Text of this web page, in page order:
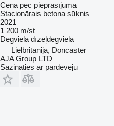
Cena pēc pieprasījuma
Stacionārais betona sūknis
2021
1 200 m/st
Degviela dīzeļdegviela
Lielbritānija, Doncaster
AJA Group LTD
Sazināties ar pārdevēju